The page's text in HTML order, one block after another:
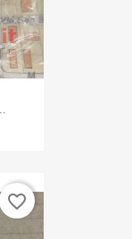
favorite_border